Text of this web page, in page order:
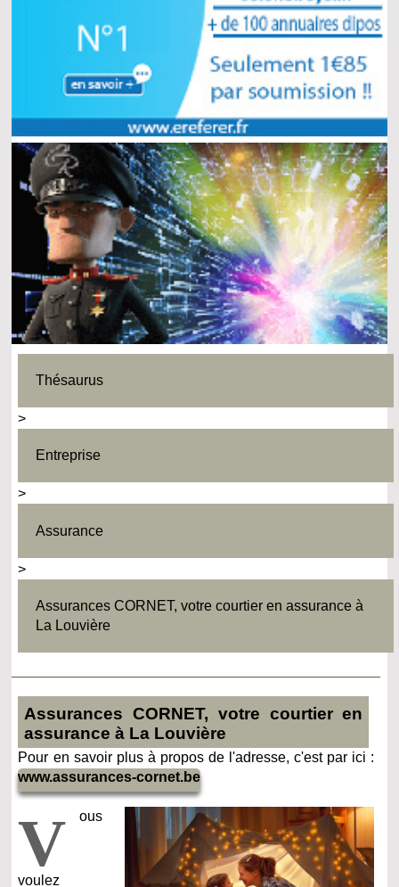
Thésaurus
>
Entreprise
>
Assurance
>
Assurances CORNET, votre courtier en assurance à
La Louvière
Assurances CORNET, votre courtier en
assurance à La Louvière
Pour en savoir plus à propos de l'adresse, c'est par ici :
www.assurances-cornet.be
V ous
voulez